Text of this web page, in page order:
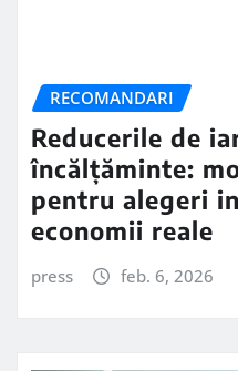
RECOMANDARI
Reducerile de
încălțăminte:
pentru alegeri
economii reale
press feb. 6, 2026